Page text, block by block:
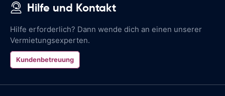
Hilfe und Kontakt
Hilfe erforderlich? Dann wende dich an einen unserer
Vermietungsexperten.
Kundenbetreuung